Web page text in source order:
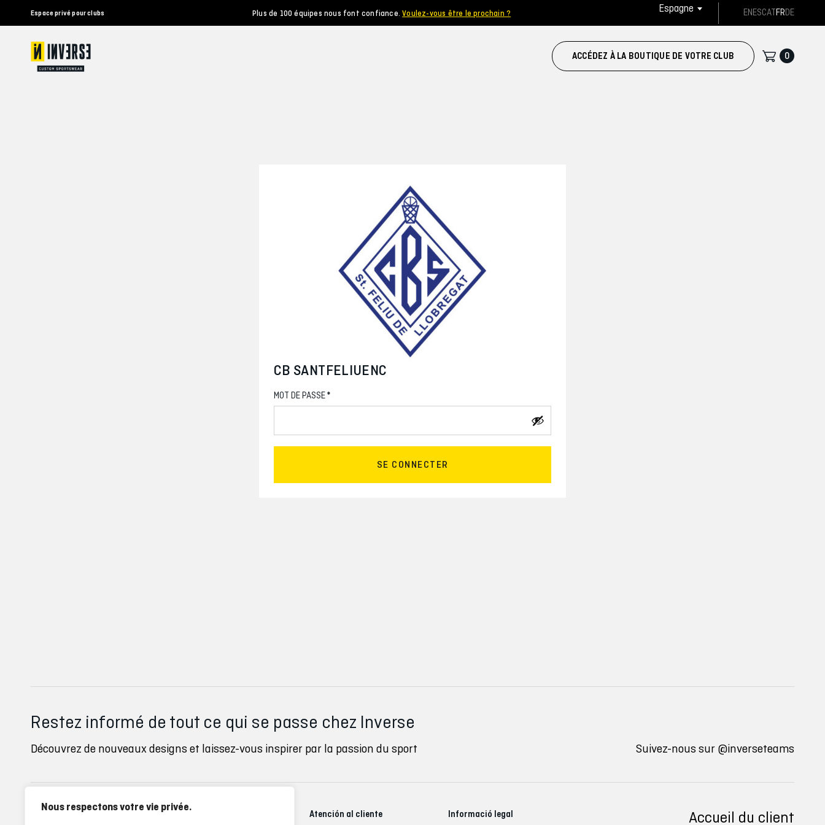
Nous respectons votre vie privée.
Espace privé pour clubs Plus de 100 équipes nous font confiance.Voulez-vous être le prochain ? Espagne EN ESCATFRDE
ACCÉDEZ À LA BOUTIQUE DE VOTRE CLUB 0
CB SANTFELIUENC
MOT DE PASSE*
SE CONNECTER
Restez informé de tout ce qui se passe chez Inverse
Découvrez de nouveaux designs et laissez-vous inspirer par la passion du sport Suivez-nous sur @inverseteams
Inverse clubs Atención al cliente Informació legal Accueil du client